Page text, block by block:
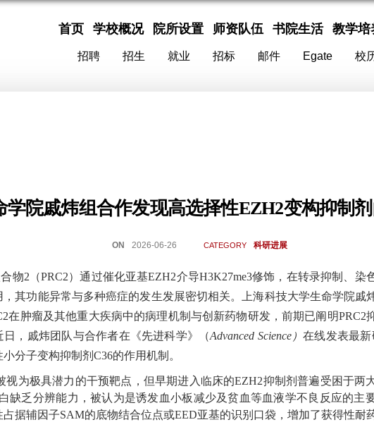
首页 学校概况 院所设置 师资队伍 书院生活 教学培
招聘 招生 就业 招标 邮件 Egate 校
学院戚炜组合作发现高选择性EZH2变构抑制
ON 2026-06-26 CATEGORY 科研进展
物2（PRC2）通过催化亚基EZH2介导H3K27me3修饰，在转录抑制、染
，其功能异常与多种癌症的发生发展密切相关。上海科技大学生命学院戚
在肿瘤及其他重大疾病中的病理机制与创新药物研发，前期已阐明PRC2
日，戚炜团队与合作者在《先进科学》（Advanced Science）在线发表最
分子变构抑制剂C36的作用机制。
视为极具潜力的干预靶点，但早期进入临床的EZH2抑制剂普遍受困于两
缺乏分辨能力，被认为是诱发血小板减少及贫血等血液学不良反应的主
占据辅因子SAM的底物结合位点或EED亚基的识别口袋，增加了获得性耐